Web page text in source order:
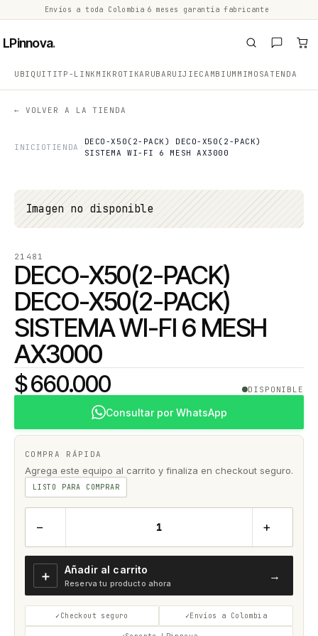
Envíos a toda Colombia 6 meses garantía fabricante
LPinnova.
UBIQUITITP-LINK MIKROTIKARUBA RUIJIECAMBIUM MIMOSATENDA
← VOLVER A LA TIENDA
INICIOTIENDA
DECO-X50(2-PACK) DECO-X50(2-PACK)
SISTEMA WI-FI 6 MESH AX3000
Imagen no disponible
21481
DECO-X50(2-PACK)
DECO-X50(2-PACK)
SISTEMA WI-FI 6 MESH
AX3000
$ 660.000 DISPONIBLE
Consultar por WhatsApp
COMPRA RÁPIDA
Agrega este equipo al carrito y finaliza en checkout seguro.
LISTO PARA COMPRAR
− +
＋ Añadir al carrito
Reserva tu producto ahora
→
Checkout seguro Envíos a Colombia